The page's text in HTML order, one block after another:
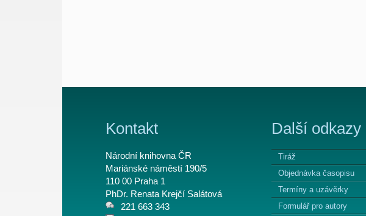
Kontakt
Národní knihovna ČR
Mariánské náměstí 190/5
110 00 Praha 1
PhDr. Renata Krejčí Salátová
221 663 343
Další odkazy
Tiráž
Objednávka časopisu
Termíny a uzávěrky
Formulář pro autory